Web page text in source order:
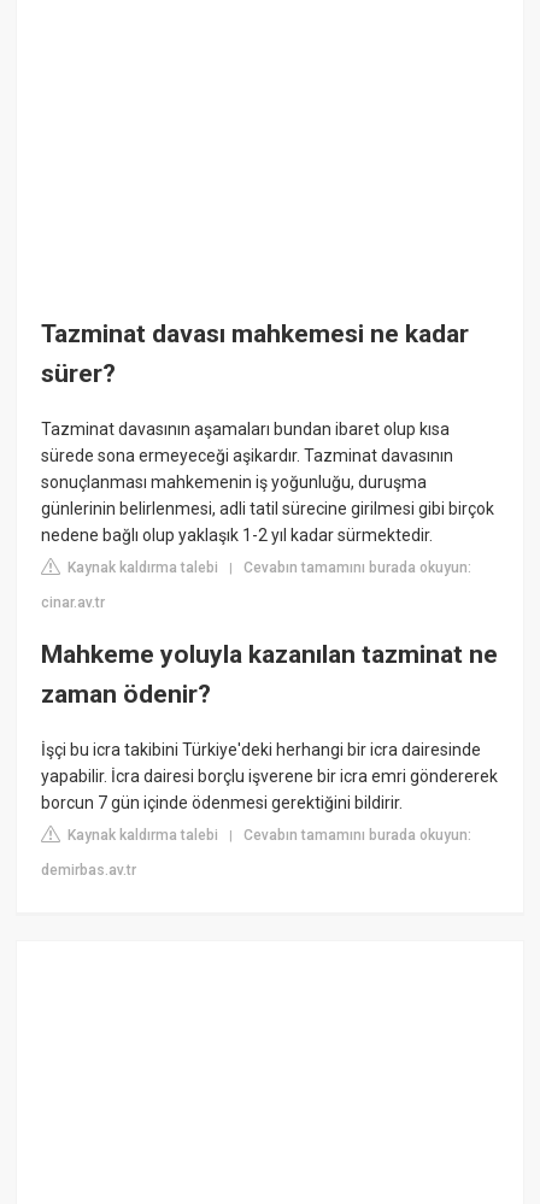
Tazminat davası mahkemesi ne kadar
sürer?
Tazminat davasının aşamaları bundan ibaret olup kısa
sürede sona ermeyeceği aşikardır. Tazminat davasının
sonuçlanması mahkemenin iş yoğunluğu, duruşma
günlerinin belirlenmesi, adli tatil sürecine girilmesi gibi birçok
nedene bağlı olup yaklaşık 1-2 yıl kadar sürmektedir.
Kaynak kaldırma talebi |Cevabın tamamını burada okuyun:
cinar.av.tr
Mahkeme yoluyla kazanılan tazminat ne
zaman ödenir?
İşçi bu icra takibini Türkiye'deki herhangi bir icra dairesinde
yapabilir. İcra dairesi borçlu işverene bir icra emri göndererek
borcun 7 gün içinde ödenmesi gerektiğini bildirir.
Kaynak kaldırma talebi |Cevabın tamamını burada okuyun:
demirbas.av.tr